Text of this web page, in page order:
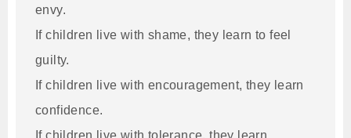
envy.
If children live with shame, they learn to feel
guilty.
If children live with encouragement, they learn
confidence.
If children live with tolerance, they learn